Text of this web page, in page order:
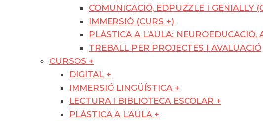
COMUNICACIÓ, EDPUZZLE I GENIALLY
IMMERSIÓ (CURS +)
PLÀSTICA A L’AULA: NEUROEDUCACIÓ,
TREBALL PER PROJECTES I AVALUACIÓ
CURSOS +
DIGITAL +
IMMERSIÓ LINGÜÍSTICA +
LECTURA I BIBLIOTECA ESCOLAR +
PLÀSTICA A L’AULA +